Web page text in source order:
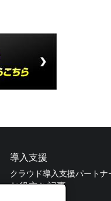
導入支援
クラウド導入支援パートナ
お役立ち記事